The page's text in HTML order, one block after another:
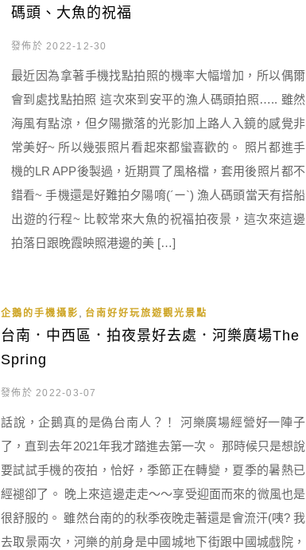
碼頭、大魚的祝福
發佈於 2022-12-30
最近因為拿著手機找點拍照的機率大幅增加，所以偶爾
會到處找點拍照 這次來到安平的漁人碼頭拍照….. 雖然
海風有點涼，但夕陽撒落的光影加上路人入鏡的感覺非
常美好~ 所以幾張照片看起來都蠻喜歡的。 照片都進手
機的LR APP後製過，近期買了風格檔，套用後照片都不
錯看~ 手機還是好難拍夕陽唷(´ー`) 漁人碼頭當天有搭船
出遊的行程~ 比較常來大魚的祝福拍夜景，這次來這邊
拍落日跟晚霞映照港邊的美 […]
企鵝的手機攝影 台南好好玩旅遊觀光景點
台南．中西區．拍夜景好去處．河樂廣場The
Spring
發佈於 2022-03-07
話說，企鵝真的是偽台南人？！ 河樂廣場經營好一陣子
了，直到去年2021年我才踏進去第一次。 那時候只是想說
要試試手機的夜拍，恰好，季節正在轉變，夏季的暑熱已
經褪卻了。 晚上來這邊走走～～享受迎面而來的微風也是
很舒服的。 雖然台南的的秋季夜晚走著還是會流汗(咦? 我
去取景兩次，河樂的前身是中國城地下街跟中國城戲院，